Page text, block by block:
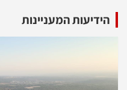
הידיעות המעניינות